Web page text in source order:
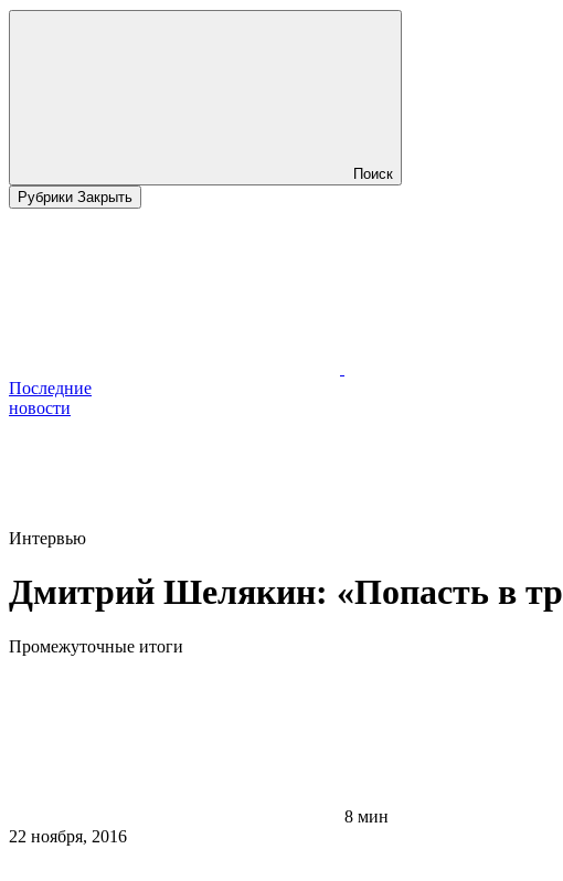
Поиск
Рубрики Закрыть
Последние
новости
Интервью
Дмитрий Шелякин: «Попасть в
Промежуточные итоги
8 мин
22 ноября, 2016